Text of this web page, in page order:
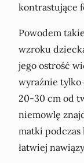
kontrastujące
Powodem
wzroku
jego ostrość
wyraźnie tylko
20-30 cm od
niemowlę
matki
łatwiej